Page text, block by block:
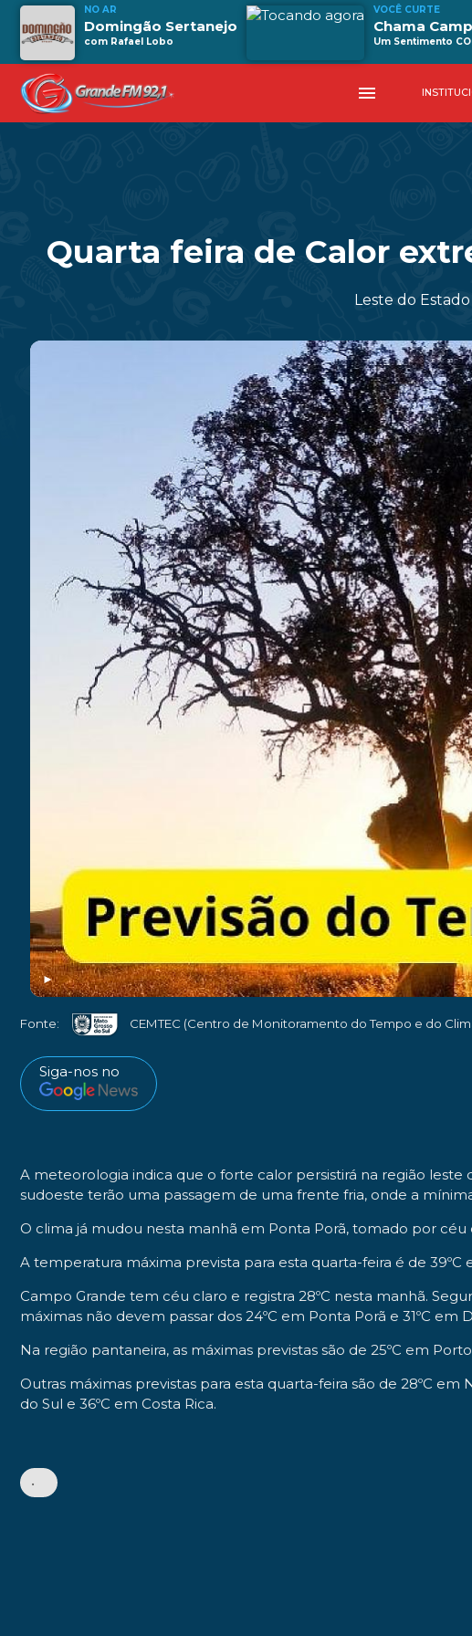
NO AR
Domingão Sertanejo
com Rafael Lobo
VOCÊ CURTE
Chama
Um Sentimento
menu
Quarta feira de Calor
Leste do
►
Fonte: CEMTEC (Centro de Monitoramento do Tempo e do
Siga-nos no
A meteorologia indica que o forte calor persistirá na região leste
sudoeste terão uma passagem de uma frente fria, onde a
O clima já mudou nesta manhã em Ponta Porã, tomado por
A temperatura máxima prevista para esta quarta-feira é de 39ºC
Campo Grande tem céu claro e registra 28ºC nesta manhã.
máximas não devem passar dos 24ºC em Ponta Porã e 31ºC em
Na região pantaneira, as máximas previstas são de 25ºC em
Outras máximas previstas para esta quarta-feira são de 28ºC em
do Sul e 36ºC em Costa Rica.
•